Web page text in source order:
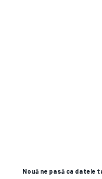
Nouă ne pasă ca datele